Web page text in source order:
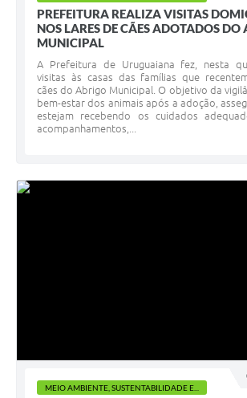
PREFEITURA REALIZA VISITAS
NOS LARES DE CÃES ADOTADOS DO
MUNICIPAL
A Prefeitura de Uruguaiana fez, nesta
visitas às casas das famílias que
cães do Abrigo Municipal. O objetivo da
bem-estar dos animais após a adoção,
estejam recebendo os cuidados
acompanhamentos,...
MEIO AMBIENTE, SUSTENTABILIDADE E...